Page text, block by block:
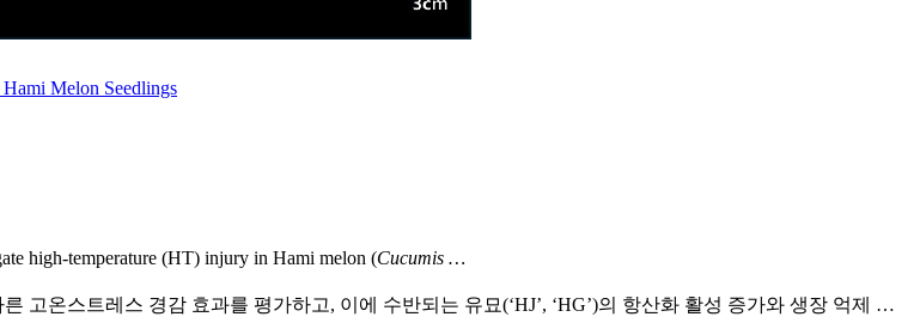
Melon Seedlings
high-temperature (HT) injury in Hami melon (Cucumis …
고온스트레스 경감 효과를 평가하고, 이에 수반되는 유묘(‘HJ’, ‘HG’)의 항산화 활성 증가와 생장 억제 …